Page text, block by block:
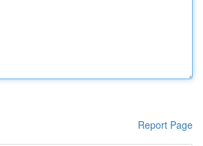
Report Page